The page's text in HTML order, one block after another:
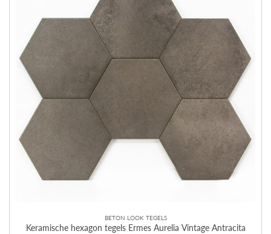
BETON LOOK TEGELS
Keramische hexagon tegels Ermes Aurelia Vintage Antracita